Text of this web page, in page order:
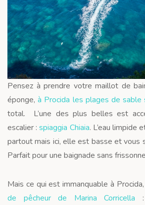
Pensez à prendre votre maillot de
éponge,à Procida les plages de sable
total. L’une des plus belles est
escalier :spiaggia Chiaia. L’eau limpide
partout mais ici, elle est basse et vous
Parfait pour une baignade sans
Mais ce qui est immanquable à
de pêcheur de Marina Corricella :